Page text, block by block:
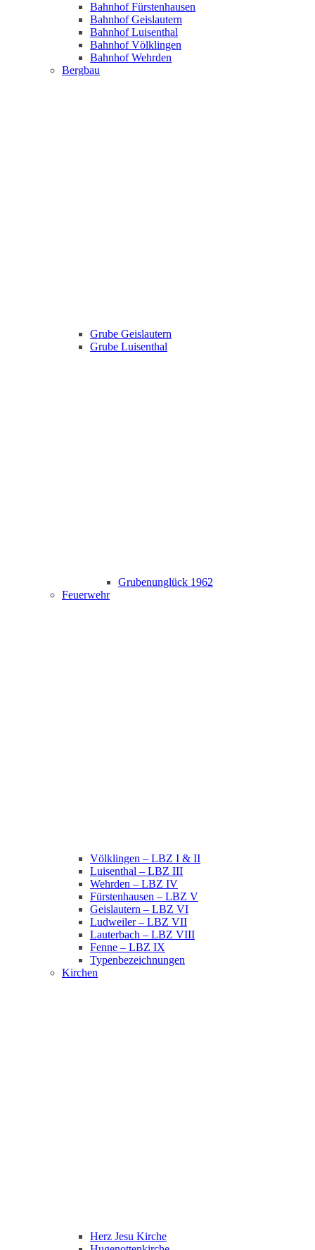
Bahnhof Fürstenhausen
Bahnhof Geislautern
Bahnhof Luisenthal
Bahnhof Völklingen
Bahnhof Wehrden
Bergbau
Grube Geislautern
Grube Luisenthal
Grubenunglück 1962
Feuerwehr
Völklingen – LBZ I & II
Luisenthal – LBZ III
Wehrden – LBZ IV
Fürstenhausen – LBZ V
Geislautern – LBZ VI
Ludweiler – LBZ VII
Lauterbach – LBZ VIII
Fenne – LBZ IX
Typenbezeichnungen
Kirchen
Herz Jesu Kirche